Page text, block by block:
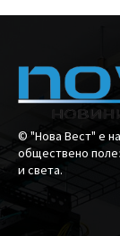
© "Нова Вест" е
обществено
и света.